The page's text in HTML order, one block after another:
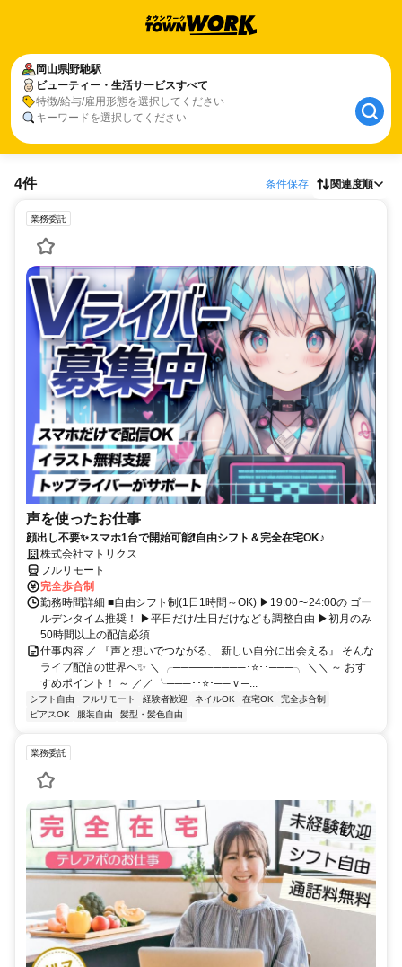
岡山県野馳駅
ビューティー・生活サービスすべて
特徴/給与/雇用形態を選択してください
キーワードを選択してください
4件 条件保存 関連度順
業務委託
声を使ったお仕事
顔出し不要✨スマホ1台で開始可能❗自由シフト＆完全在宅OK♪
株式会社マトリクス
フルリモート
完全歩合制
勤務時間詳細 ■自由シフト制(1日1時間～OK) ▶19:00〜24:00の ゴー
ルデンタイム推奨！ ▶平日だけ/土日だけなども調整自由 ▶初月のみ
50時間以上の配信必須
仕事内容 ／ 『声と想いでつながる、 新しい自分に出会える』 そんな
ライブ配信の世界へ✨ ＼ ╭─────────･⭐･･───╮ ＼＼ ～ おす
すめポイント！ ～ ／／ ╰───･･⭐･──ｖ─...
シフト自由 フルリモート 経験者歓迎 ネイルOK 在宅OK
完全歩合制
ピアスOK
服装自由 髪型・髪色自由
業務委託